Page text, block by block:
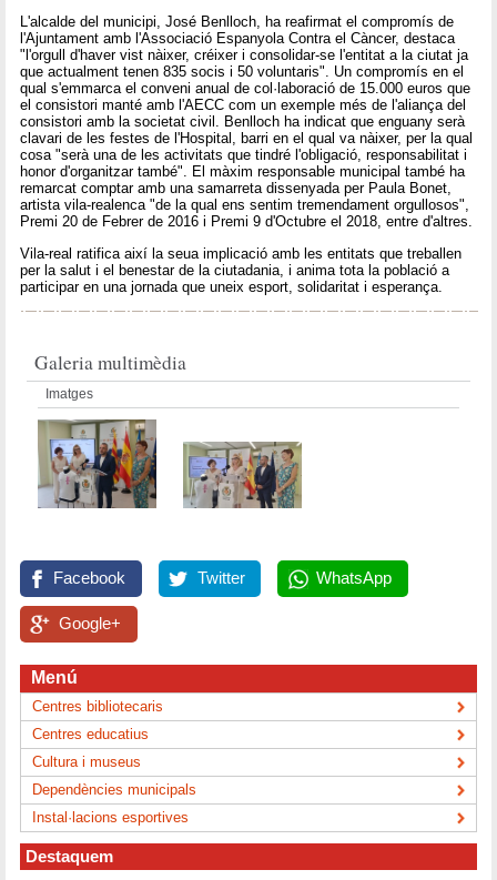
L'alcalde del municipi, José Benlloch, ha reafirmat el compromís de
l'Ajuntament amb l'Associació Espanyola Contra el Càncer, destaca
"l'orgull d'haver vist nàixer, créixer i consolidar-se l'entitat a la ciutat ja
que actualment tenen 835 socis i 50 voluntaris". Un compromís en el
qual s'emmarca el conveni anual de col·laboració de 15.000 euros que
el consistori manté amb l'AECC com un exemple més de l'aliança del
consistori amb la societat civil. Benlloch ha indicat que enguany serà
clavari de les festes de l'Hospital, barri en el qual va nàixer, per la qual
cosa "serà una de les activitats que tindré l'obligació, responsabilitat i
honor d'organitzar també". El màxim responsable municipal també ha
remarcat comptar amb una samarreta dissenyada per Paula Bonet,
artista vila-realenca "de la qual ens sentim tremendament orgullosos",
Premi 20 de Febrer de 2016 i Premi 9 d'Octubre el 2018, entre d'altres.
Vila-real ratifica així la seua implicació amb les entitats que treballen
per la salut i el benestar de la ciutadania, i anima tota la població a
participar en una jornada que uneix esport, solidaritat i esperança.
Galeria multimèdia
Imatges
Facebook Twitter WhatsApp
Google+
Menú
Centres bibliotecaris
Centres educatius
Cultura i museus
Dependències municipals
Instal·lacions esportives
Destaquem